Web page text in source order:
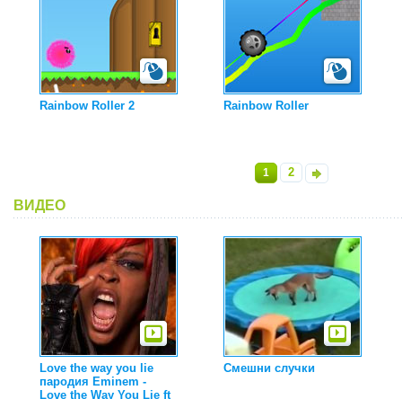
Rainbow Roller 2 Rainbow Roller
1 2»
ВИДЕО
Love the way you lie
пародия Eminem -
Love the Way You Lie ft
Смешни случки